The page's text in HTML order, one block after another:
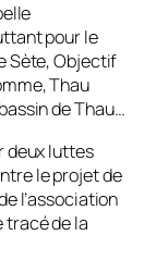
pour le
Sète, Objectif
Thau
de Thau…
deux luttes
le projet de
l’association
de la